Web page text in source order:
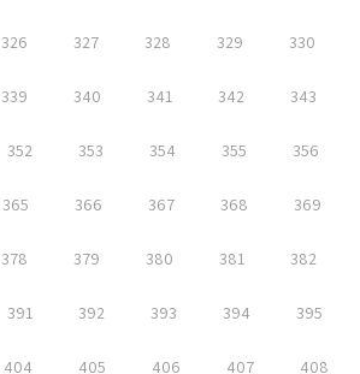
326 327 328 329 330
339 340 341 342 343
352 353 354 355 356
365 366 367 368 369
378 379 380 381 382
391 392 393 394 395
404 405 406 407 408